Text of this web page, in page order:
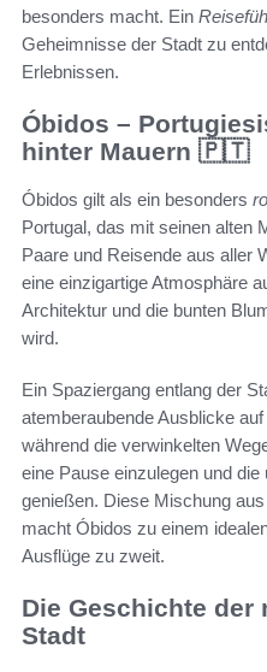
besonders macht. Ein
Geheimnisse der Stadt zu
Erlebnissen.
Óbidos –
hinter Mauern 🇵🇹
Óbidos gilt als ein besonders
Portugal, das mit seinen alten
Paare und Reisende aus aller
eine einzigartige Atmosphäre
Architektur und die bunten
wird.
Ein Spaziergang entlang der
atemberaubende Ausblicke
während die verwinkelten
eine Pause einzulegen und
genießen. Diese Mischung
macht Óbidos zu einem
Ausflüge zu zweit.
Die Geschichte der
Stadt